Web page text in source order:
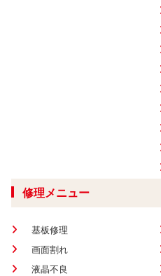
修理メニュー
基板修理
画面割れ
液晶不良